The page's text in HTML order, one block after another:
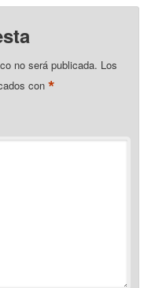
no será publicada. Los
con*